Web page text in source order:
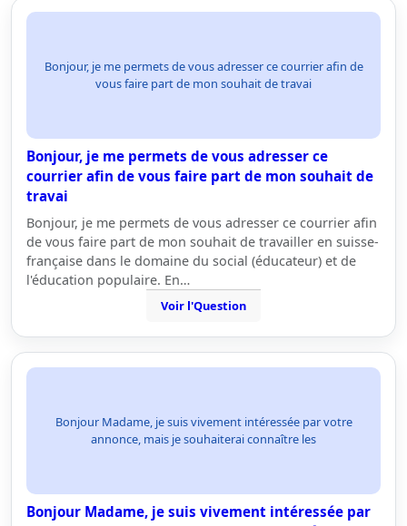
Bonjour, je me permets de vous adresser ce courrier afin de
vous faire part de mon souhait de travai
Bonjour, je me permets de vous adresser ce
courrier afin de vous faire part de mon souhait de
travai
Bonjour, je me permets de vous adresser ce courrier afin
de vous faire part de mon souhait de travailler en suisse-
française dans le domaine du social (éducateur) et de
l'éducation populaire. En…
Voir l'Question
Bonjour Madame, je suis vivement intéressée par votre
annonce, mais je souhaiterai connaître les
Bonjour Madame, je suis vivement intéressée par